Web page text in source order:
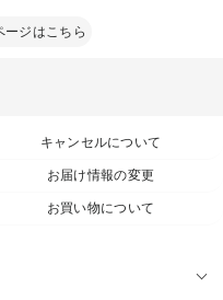
ジはこちら
キャンセルについて
お届け情報の変更
お買い物について